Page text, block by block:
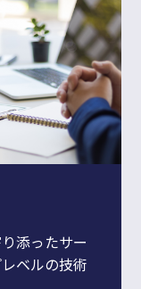
添ったサー
ベルの技術